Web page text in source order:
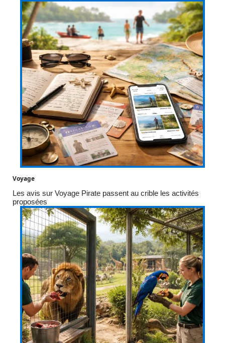
Voyage
Les avis sur Voyage Pirate passent au crible les activités
proposées